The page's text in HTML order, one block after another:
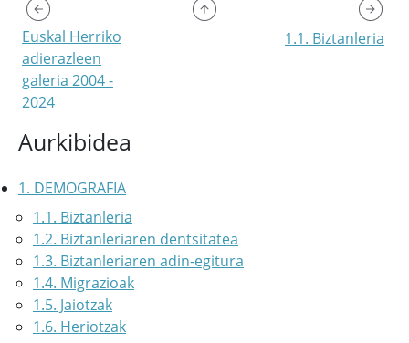
Aurkibidea
1. DEMOGRAFIA
1.1. Biztanleria
1.2. Biztanleriaren dentsitatea
1.3. Biztanleriaren adin-egitura
1.4. Migrazioak
1.5. Jaiotzak
1.6. Heriotzak
Euskal Herriko
adierazleen
galeria 2004 -
2024
1.1. Biztanleria